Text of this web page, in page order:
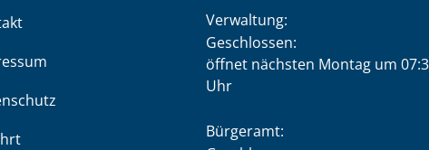
Verwaltung:
Klicken, um weitere Öffnungs-
Geschlossen:
öffnet nächsten Montag um
Uhr
Bürgeramt: